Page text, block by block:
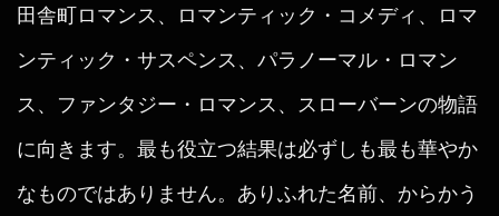
田舎町ロマンス、ロマンティック・コメディ、ロマ
ンティック・サスペンス、パラノーマル・ロマン
ス、ファンタジー・ロマンス、スローバーンの物語
に向きます。最も役立つ結果は必ずしも最も華やか
なものではありません。ありふれた名前、からかう